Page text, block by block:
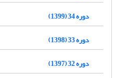
دوره 34 (1399)
دوره 33 (1398)
دوره 32 (1397)